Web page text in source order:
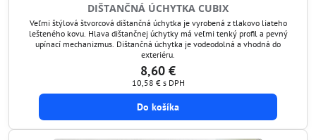
DIŠTANČNÁ ÚCHYTKA CUBIX
Veľmi štýlová štvorcová dištančná úchytka je vyrobená z tlakovo liateho
lešteného kovu. Hlava dištančnej úchytky má veľmi tenký profil a pevný
upínací mechanizmus. Dištančná úchytka je vodeodolná a vhodná do
exteriéru.
8,60 €
10,58 € s DPH
Do košíka